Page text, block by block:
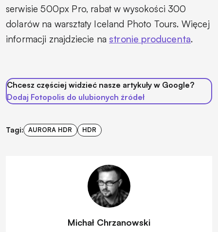
serwisie 500px Pro, rabat w wysokości 300
dolarów na warsztaty Iceland Photo Tours. Więcej
informacji znajdziecie na stronie producenta.
Chcesz częściej widzieć nasze artykuły w Google?
Dodaj Fotopolis do ulubionych źródeł
Tagi: AURORA HDR HDR
Michał Chrzanowski